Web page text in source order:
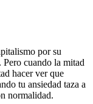
por su
Pero cuando la mitad
hacer ver que
tu ansiedad taza a
normalidad.